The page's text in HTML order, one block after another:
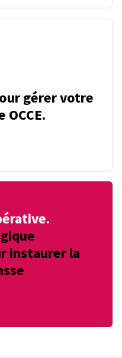
gérer votre
instaurer la